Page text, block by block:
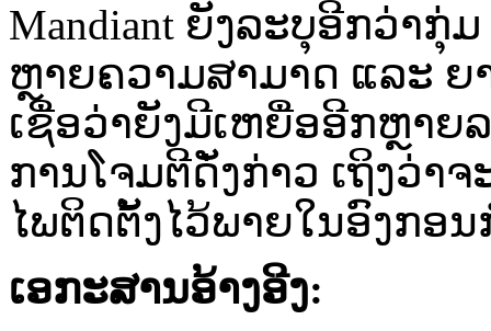
Mandiant ຍັງ​ລະ​ບຸ​ອີກ​ວ່າ​ກຸ່
ຫຼາຍ​ຄວາມ​ສາມາດ​ ແລະ ​ຍ
ເຊື່ອ​ວ່າ​ຍັງມີ​ເຫຍື່ອ​ອີກ​ຫຼາຍ​
ການ​ໂຈມ​ຕີ​ດັ່ງ​ກ່າວ​ ເຖິງວ່າ​
ໄພ​ຕິດ​ຕັ້ງ​ໄວ້​ພາຍ​ໃນ​ອົງ​ກອ
ເອກະສານອ້າງອີງ: